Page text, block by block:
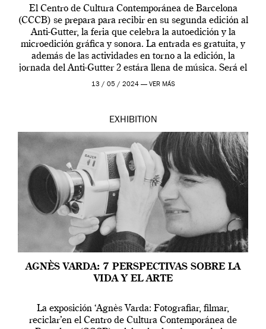
El Centro de Cultura Contemporánea de Barcelona
(CCCB) se prepara para recibir en su segunda edición al
Anti-Gutter, la feria que celebra la autoedición y la
microedición gráfica y sonora. La entrada es gratuita, y
además de las actividades en torno a la edición, la
jornada del Anti-Gutter 2 estára llena de música. Será el
[…]
13 / 05 / 2024 — VER MÁS
EXHIBITION
AGNÈS VARDA: 7 PERSPECTIVAS SOBRE LA
VIDA Y EL ARTE
La exposición ‘Agnès Varda: Fotografiar, filmar,
reciclar’en el Centro de Cultura Contemporánea de